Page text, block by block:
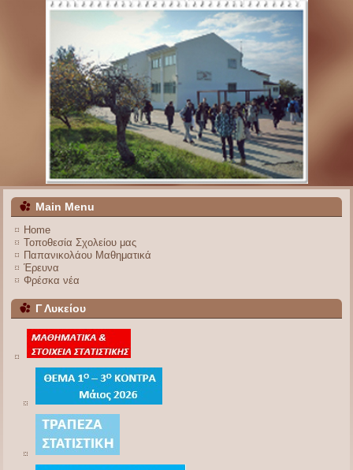
Main Menu
Home
Τοποθεσία Σχολείου μας
Παπανικολάου Μαθηματικά
Έρευνα
Φρέσκα νέα
Γ Λυκείου